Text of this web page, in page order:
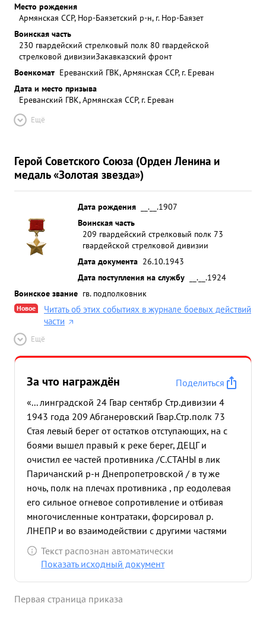
Место рождения
Армянская ССР, Нор-Баязетский р-н, г. Нор-Баязет
Воинская часть
230 гвардейский стрелковый полк 80 гвардейской
стрелковой дивизииЗакавказский фронт
Военкомат Ереванский ГВК, Армянская ССР, г. Ереван
Дата и место призыва
Ереванский ГВК, Армянская ССР, г. Ереван
Ещё
Герой Советского Союза (Орден Ленина и
медаль «Золотая звезда»)
Дата рождения
__.__.1907
Воинская часть
209 гвардейский стрелковый полк 73
гвардейской стрелковой дивизии
Дата документа 26.10.1943
Дата поступления на службу
__.__.1924
Воинское звание гв. подполковник
Новое
Читать об этих событиях в журнале боевых действий
части
Ещё
За что награждён
Поделиться
«... линградской 24 Гвар сентябр Стр.дивизии 4
1943 года 209 Абганеровский Гвар.Стр.полк 73
Стая левый берег от остатков отступающих, на с
боями вышел правый к реке берег, ДЕЦГ и
очистил ее частей противника /С.СТАНЫ в лик
Паричанский р-н Днепропетровской / в ту же
ночь, полк на плечах противника , пр еодолевая
его сильное огневое сопротивление и отбивая
многочисленные контратаки, форсировал р.
ЛНЕПР и во взаимодействии с другими частями
Дивизии овладел островом ГЛИНСК- -БОД
ОЛАЕВСК Форсирование реки проходило в
сумели форсировать реку на бревнах, небольших
Текст распознан автоматически
Показать исходный документ
Первая страница приказа